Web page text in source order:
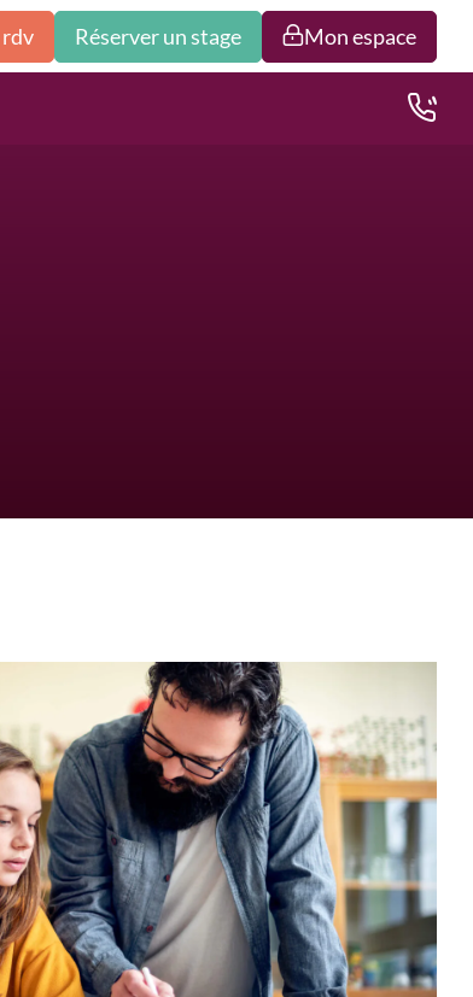
Réserver un stage Mon espace